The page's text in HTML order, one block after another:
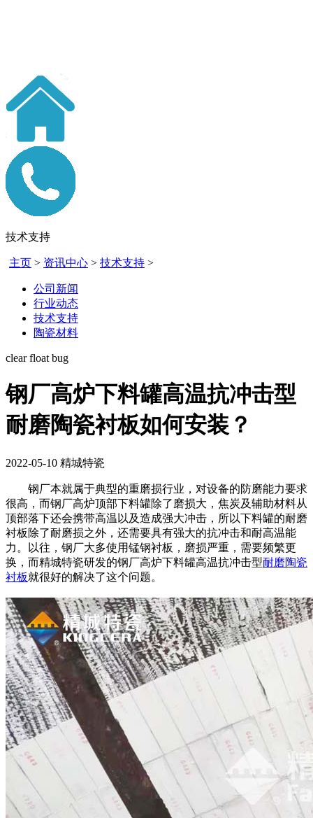
技术支持
主页 > 资讯中心 > 技术支持 >
公司新闻
行业动态
技术支持
陶瓷材料
clear float bug
钢厂高炉下料罐高温抗冲击型
耐磨陶瓷衬板如何安装？
2022-05-10 精城特瓷
钢厂本就属于典型的重磨损行业，对设备的防磨能力要求
很高，而钢厂高炉顶部下料罐除了磨损大，焦炭及辅助材料从
顶部落下还会携带高温以及造成强大冲击，所以下料罐的耐磨
衬板除了耐磨损之外，还需要具有强大的抗冲击和耐高温能
力。以往，钢厂大多使用锰钢衬板，磨损严重，需要频繁更
换，而精城特瓷研发的钢厂高炉下料罐高温抗冲击型耐磨陶瓷
衬板就很好的解决了这个问题。